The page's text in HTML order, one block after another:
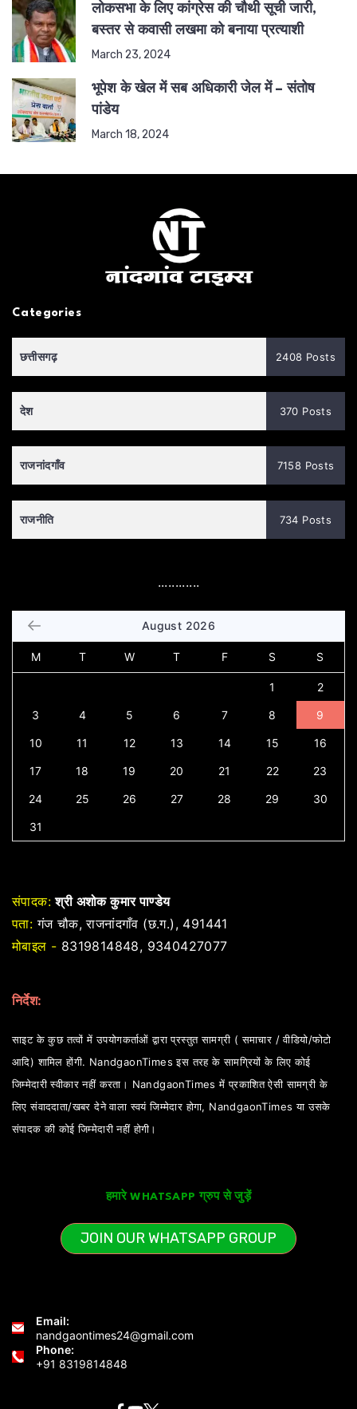
लोकसभा के लिए कांग्रेस की चौथी सूची जारी,
बस्तर से कवासी लखमा को बनाया प्रत्याशी
March 23, 2024
भूपेश के खेल में सब अधिकारी जेल में – संतोष
पांडेय
March 18, 2024
Categories
छत्तीसगढ़ 2408 Posts
देश 370 Posts
राजनांदगाँव 7158 Posts
राजनीति 734 Posts
............
August 2026
M T W T F S S
1 2
3 4 5 6 7 8 9
10 11 12 13 14 15 16
17 18 19 20 21 22 23
24 25 26 27 28 29 30
31
संपादक: श्री अशोक कुमार पाण्डेय
पता: गंज चौक, राजनांदगाँव (छ.ग.), 491441
मोबाइल - 8319814848, 9340427077
निर्देश:
साइट के कुछ तत्वों में उपयोगकर्ताओं द्वारा प्रस्तुत सामग्री ( समाचार / वीडियो/फोटो
आदि) शामिल होंगी. NandgaonTimes इस तरह के सामग्रियों के लिए कोई
जिम्मेदारी स्वीकार नहीं करता। NandgaonTimes में प्रकाशित ऐसी सामग्री के
लिए संवाददाता/खबर देने वाला स्वयं जिम्मेदार होगा, NandgaonTimes या उसके
संपादक की कोई जिम्मेदारी नहीं होगी।
हमारे WHATSAPP ग्रुप से जुड़ें
JOIN OUR WHATSAPP GROUP
Email:
nandgaontimes24@gmail.com
Phone:
+91 8319814848